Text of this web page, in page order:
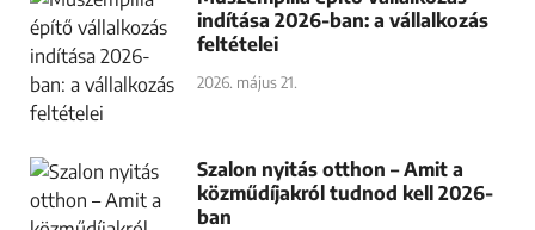
indítása 2026-ban: a vállalkozás
feltételei
2026. május 21.
Szalon nyitás otthon – Amit a
közműdíjakról tudnod kell 2026-
ban